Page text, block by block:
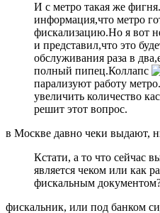
И с метро такая же
информация,что метро
фискализацию.Но я вот
и представил,что это
обслуживания раза в
полный пипец.Коллапс
парализуют работу
увеличить количество
решит этот вопрос.
в Москве давно чеки выдают,
Кстати, а то что сейчас
является чеком или как
фискальным
фискальник, или под банком